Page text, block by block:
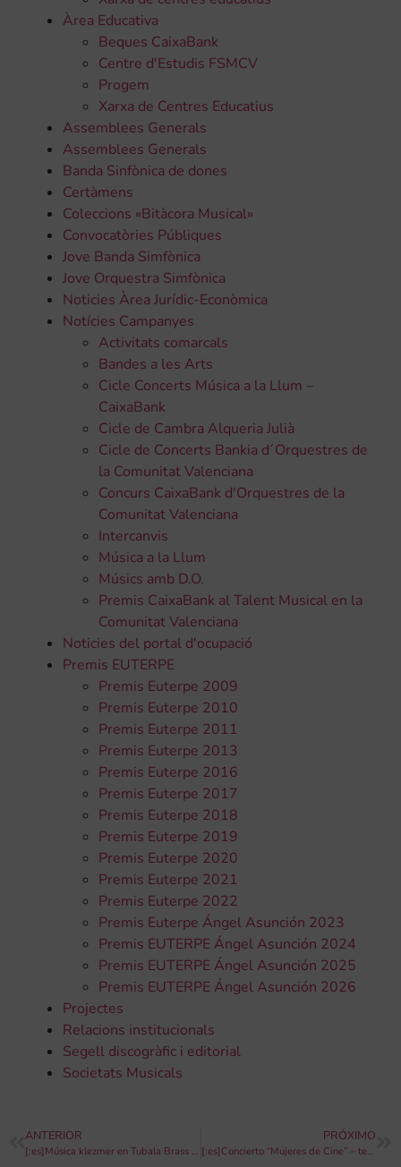
Àrea Educativa
Beques CaixaBank
Centre d'Estudis FSMCV
Progem
Xarxa de Centres Educatius
Assemblees Generals
Assemblees Generals
Banda Sinfònica de dones
Certàmens
Coleccions «Bitàcora Musical»
Convocatòries Públiques
Jove Banda Simfònica
Jove Orquestra Simfònica
Noticies Àrea Jurídic-Econòmica
Notícies Campanyes
Activitats comarcals
Bandes a les Arts
Cicle Concerts Música a la Llum –
CaixaBank
Cicle de Cambra Alqueria Julià
Cicle de Concerts Bankia d´Orquestres de
la Comunitat Valenciana
Concurs CaixaBank d'Orquestres de la
Comunitat Valenciana
Intercanvis
Música a la Llum
Músics amb D.O.
Premis CaixaBank al Talent Musical en la
Comunitat Valenciana
Noticies del portal d'ocupació
Premis EUTERPE
Premis Euterpe 2009
Premis Euterpe 2010
Premis Euterpe 2011
Premis Euterpe 2013
Premis Euterpe 2016
Premis Euterpe 2017
Premis Euterpe 2018
Premis Euterpe 2019
Premis Euterpe 2020
Premis Euterpe 2021
Premis Euterpe 2022
Premis Euterpe Ángel Asunción 2023
Premis EUTERPE Ángel Asunción 2024
Premis EUTERPE Ángel Asunción 2025
Premis EUTERPE Ángel Asunción 2026
Projectes
Relacions institucionals
Segell discogràfic i editorial
Societats Musicals
ANTERIOR
[:es]Música klezmer en Tubala Brass Week con La Muza Band[:]
PRÓXIMO
[:es]Concierto “Mujeres de Cine” – teatro Mónaco de Onda[:]